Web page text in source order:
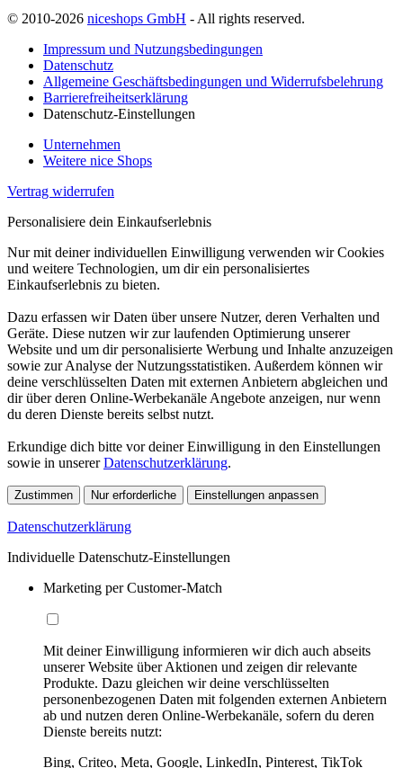
© 2010-2026 niceshops GmbH - All rights reserved.
Impressum und Nutzungsbedingungen
Datenschutz
Allgemeine Geschäftsbedingungen und Widerrufsbelehrung
Barrierefreiheitserklärung
Datenschutz-Einstellungen
Unternehmen
Weitere nice Shops
Vertrag widerrufen
Personalisiere dein Einkaufserlebnis
Nur mit deiner individuellen Einwilligung verwenden wir Cookies
und weitere Technologien, um dir ein personalisiertes
Einkaufserlebnis zu bieten.
Dazu erfassen wir Daten über unsere Nutzer, deren Verhalten und
Geräte. Diese nutzen wir zur laufenden Optimierung unserer
Website und um dir personalisierte Werbung und Inhalte anzuzeigen
sowie zur Analyse der Nutzungsstatistiken. Außerdem können wir
deine verschlüsselten Daten mit externen Anbietern abgleichen und
dir über deren Online-Werbekanäle Angebote anzeigen, nur wenn
du deren Dienste bereits selbst nutzt.
Erkundige dich bitte vor deiner Einwilligung in den Einstellungen
sowie in unsererDatenschutzerklärung.
Zustimmen Nur erforderliche Einstellungen anpassen
Datenschutzerklärung
Individuelle Datenschutz-Einstellungen
Marketing per Customer-Match
Mit deiner Einwilligung informieren wir dich auch abseits
unserer Website über Aktionen und zeigen dir relevante
Produkte. Dazu gleichen wir deine verschlüsselten
personenbezogenen Daten mit folgenden externen Anbietern
ab und nutzen deren Online-Werbekanäle, sofern du deren
Dienste bereits nutzt:
Bing, Criteo, Meta, Google, LinkedIn, Pinterest, TikTok